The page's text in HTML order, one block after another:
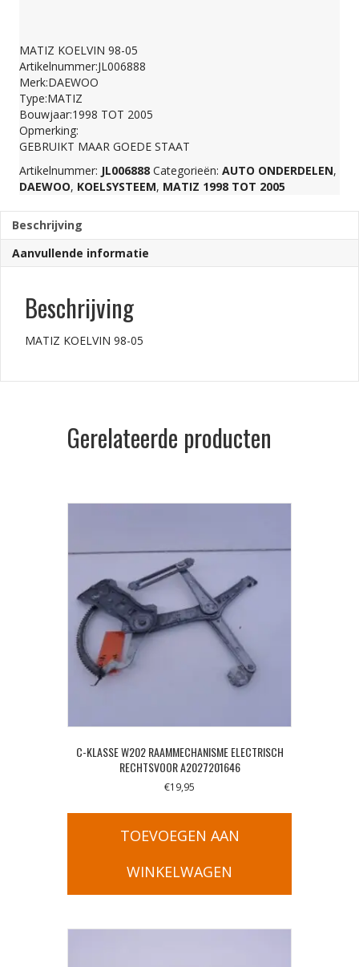
98-
05
aantal
MATIZ KOELVIN 98-05
Artikelnummer:JL006888
Merk:DAEWOO
Type:MATIZ
Bouwjaar:1998 TOT 2005
Opmerking:
GEBRUIKT MAAR GOEDE STAAT
Artikelnummer: JL006888 Categorieën: AUTO ONDERDELEN,
DAEWOO, KOELSYSTEEM, MATIZ 1998 TOT 2005
Beschrijving
Aanvullende informatie
Beschrijving
MATIZ KOELVIN 98-05
Gerelateerde producten
C-KLASSE W202 RAAMMECHANISME ELECTRISCH
RECHTSVOOR A2027201646
€19,95
TOEVOEGEN AAN
WINKELWAGEN